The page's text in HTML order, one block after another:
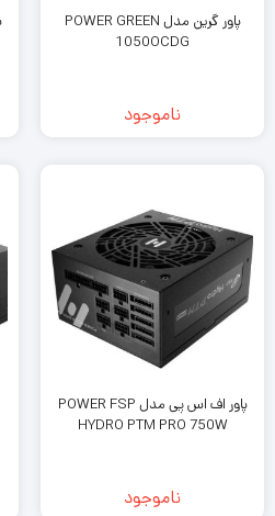
پاور گرین مدل POWER GREEN
1050OCDG
ناموجود
پاور اف اس پی مدل POWER FSP
HYDRO PTM PRO 750W
ناموجود